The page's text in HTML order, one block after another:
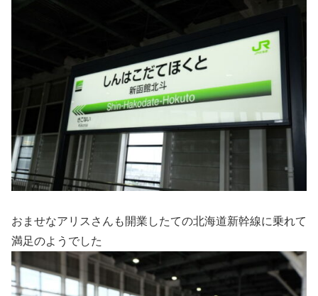
おませなアリスさんも開業したての北海道新幹線に乗れて
満足のようでした